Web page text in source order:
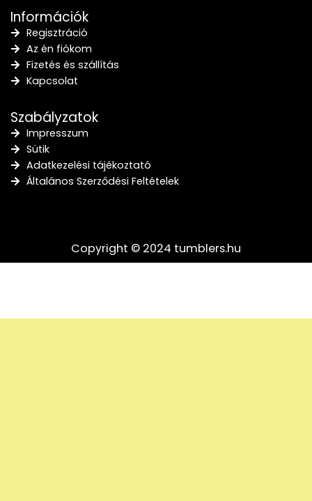
Információk
Regisztráció
Az én fiókom
Fizetés és szállítás
Kapcsolat
Szabályzatok
Impresszum
Sütik
Adatkezelési tájékoztató
Általános Szerződési Feltételek
Copyright © 2024 tumblers.hu